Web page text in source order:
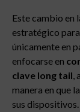
Este cambio en
estratégico
únicamente en
enfocarse en
clave long tail,
manera en que
sus